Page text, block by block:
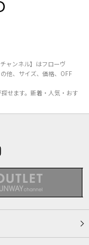
ャンネル】はフローヴ
他、サイズ、価格、OFF
せます。新着・人気・おす